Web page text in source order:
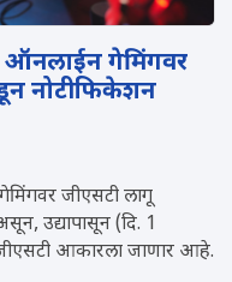
ऑनलाईन गेमिंगवर
नोटीफिकेशन
जीएसटी लागू
उद्यापासून (दि. 1
आकारला जाणार आहे.